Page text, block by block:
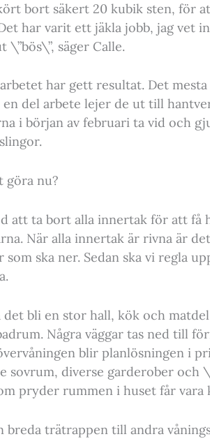
bort säkert 20 kubik sten, för
har varit ett jäkla jobb, jag vet
\”bös\”, säger Calle.
har gett resultat. Det
en del arbete lejer de ut till
i början av februari ta vid och
göra nu?
att ta bort alla innertak för att få
När alla innertak är rivna är
som ska ner. Sedan ska vi regla
det bli en stor hall, kök och
Några väggar tas ned till
blir planlösningen i
sovrum, diverse garderober och
pryder rummen i huset får vara
breda trätrappen till andra